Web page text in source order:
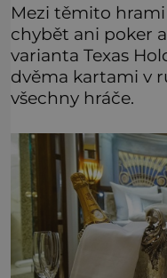
Mezi těmito
chybět ani poker
varianta Texas
dvěma kartami v
všechny hráče.